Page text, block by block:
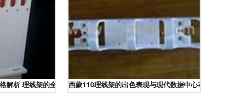
解析 理线架的全方位指南西蒙110理线架的出色表现与现代数据中心布线优化